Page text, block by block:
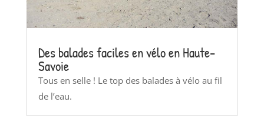
Des balades faciles en vélo en Haute-
Savoie
Tous en selle ! Le top des balades à vélo au fil
de l’eau.